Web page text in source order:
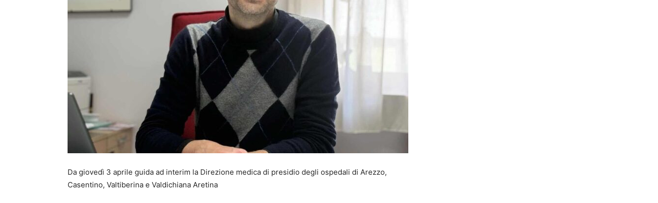
Da giovedì 3 aprile guida ad interim la Direzione medica di presidio degli ospedali di Arezzo,
Casentino, Valtiberina e Valdichiana Aretina